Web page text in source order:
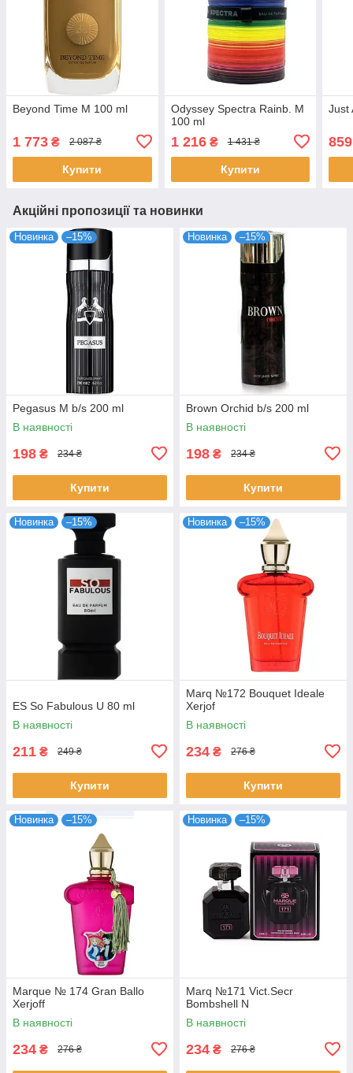
Beyond Time M 100 ml
1 773 ₴ 2 087 ₴
Купити
Odyssey Spectra Rainb. M
100 ml
1 216₴ 1 431 ₴
Купити
Just
859
Акційні пропозиції та новинки
Новинка –15%
Pegasus M b/s 200 ml
В наявності
198 ₴ 234 ₴
Купити
Новинка –15%
Brown Orchid b/s 200 ml
В наявності
198 ₴ 234 ₴
Купити
Новинка –15%
ES So Fabulous U 80 ml
В наявності
211 ₴ 249 ₴
Купити
Новинка –15%
Marq №172 Bouquet Ideale
Xerjof
В наявності
234 ₴ 276 ₴
Купити
Новинка –15%
Marque № 174 Gran Ballo
Xerjoff
В наявності
234 ₴ 276 ₴
Новинка –15%
Marq №171 Vict.Secr
Bombshell N
В наявності
234 ₴ 276 ₴